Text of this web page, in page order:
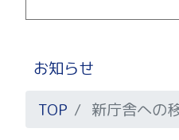
お知らせ
TOP
新庁舎への